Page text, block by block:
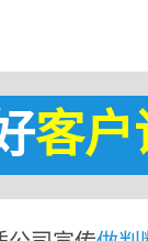
客户